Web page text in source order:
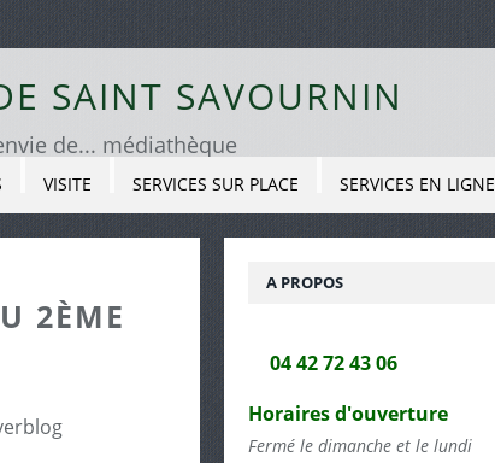
SAINT SAVOURNIN
de... médiathèque
VISITE SERVICES SUR PLACE SERVICES EN LIGNE
2ÈME
A PROPOS
04 42 72 43 06
Horaires d'ouverture
Fermé le dimanche et le lundi